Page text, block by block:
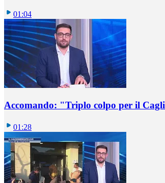
01:04
Accomando: "Triplo colpo per il
01:28